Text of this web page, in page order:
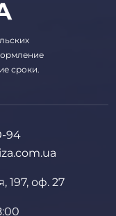
сроки.
94
197, оф. 27